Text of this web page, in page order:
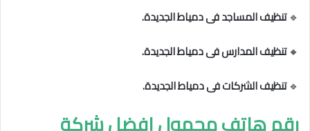
🔹تنظيف المساجد فى دمياط الجديدة.
🔸تنظيف المدارس فى دمياط الجديدة.
🔹تنظيف الشركات فى دمياط الجديدة.
رقم هاتف محمول افضل شركة